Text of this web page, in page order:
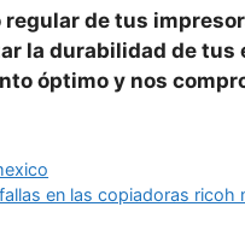
de tus
la durabilidad de tus
óptimo y nos
en las copiadoras ricoh